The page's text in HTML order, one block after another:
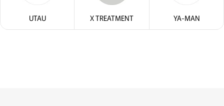
UTAU X TREATMENT YA-MAN